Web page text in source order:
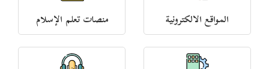
المواقع الالكترونية منصات تعلم الإسلام